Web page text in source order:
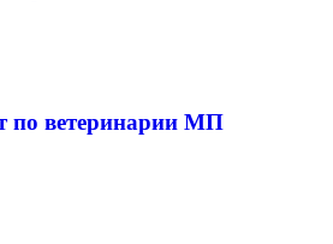
по ветеринарии МП